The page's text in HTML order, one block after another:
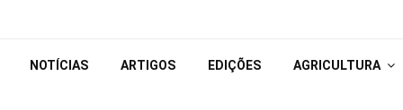
NOTÍCIAS ARTIGOS EDIÇÕES AGRICULTURA